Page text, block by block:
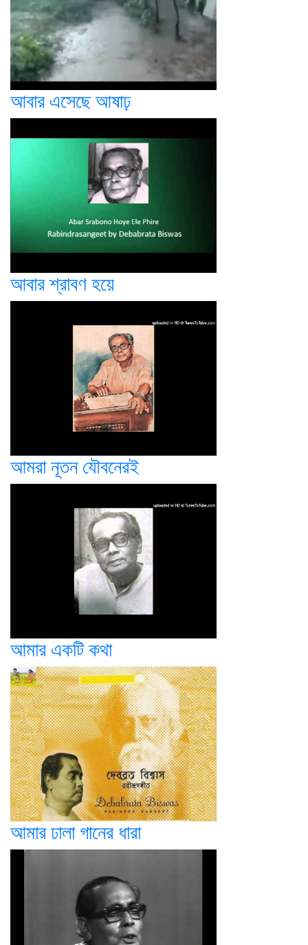
আবার এসেছে আষাঢ়
আবার শ্রাবণ হয়ে
আমরা নূতন যৌবনেরই
আমার একটি কথা
আমার ঢালা গানের ধারা